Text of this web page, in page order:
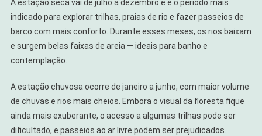
A estação seca vai de julho a dezembro e é o período mais
indicado para explorar trilhas, praias de rio e fazer passeios de
barco com mais conforto. Durante esses meses, os rios baixam
e surgem belas faixas de areia — ideais para banho e
contemplação.
A estação chuvosa ocorre de janeiro a junho, com maior volume
de chuvas e rios mais cheios. Embora o visual da floresta fique
ainda mais exuberante, o acesso a algumas trilhas pode ser
dificultado, e passeios ao ar livre podem ser prejudicados.